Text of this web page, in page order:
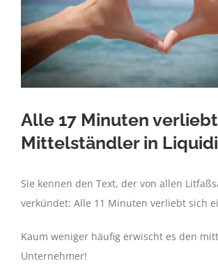
Alle 17 Minuten
Mittelständler in
Sie kennen den Text, der von allen
verkündet: Alle 11 Minuten verliebt sich
Kaum weniger häufig erwischt es den
Unternehmer!